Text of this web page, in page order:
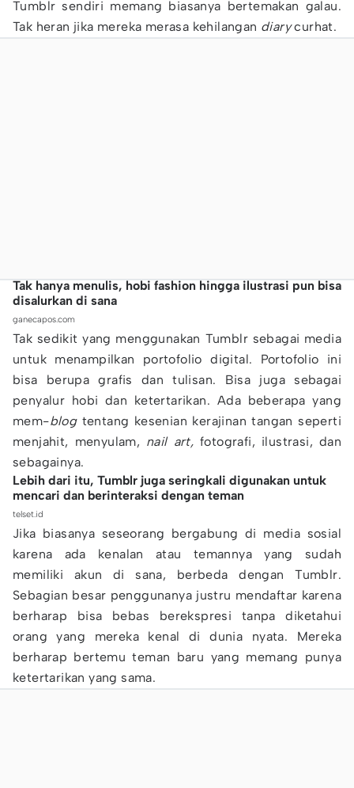
Tumblr sendiri memang biasanya bertemakan galau.
Tak heran jika mereka merasa kehilangan diarycurhat.
Tak hanya menulis, hobi fashion hingga ilustrasi pun bisa
disalurkan di sana
ganecapos.com
Tak sedikit yang menggunakan Tumblr sebagai media
untuk menampilkan portofolio digital. Portofolio ini
bisa berupa grafis dan tulisan. Bisa juga sebagai
penyalur hobi dan ketertarikan. Ada beberapa yang
mem-blog tentang kesenian kerajinan tangan seperti
menjahit, menyulam, nail art, fotografi, ilustrasi, dan
sebagainya.
Lebih dari itu, Tumblr juga seringkali digunakan untuk
mencari dan berinteraksi dengan teman
telset.id
Jika biasanya seseorang bergabung di media sosial
karena ada kenalan atau temannya yang sudah
memiliki akun di sana, berbeda dengan Tumblr.
Sebagian besar penggunanya justru mendaftar karena
berharap bisa bebas berekspresi tanpa diketahui
orang yang mereka kenal di dunia nyata. Mereka
berharap bertemu teman baru yang memang punya
ketertarikan yang sama.